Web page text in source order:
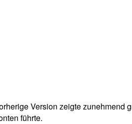
Version zeigte zunehmend
führte.